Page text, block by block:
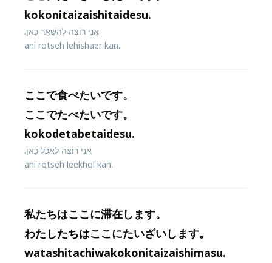
kokonitaizaishitaidesu.
אֲנִי רוֹצֶה לְהִשָּׁאֵר כָּאן.
ani rotseh lehishaer kan.
ここで食べたいです。
ここでたべたいです。
kokodetabetaidesu.
אֲנִי רוֹצֶה לֶאֱכֹל כָּאן.
ani rotseh leekhol kan.
私たちはここに滞在します。
わたしたちはここにたいざいします。
watashitachiwakokonitaizaishimasu.